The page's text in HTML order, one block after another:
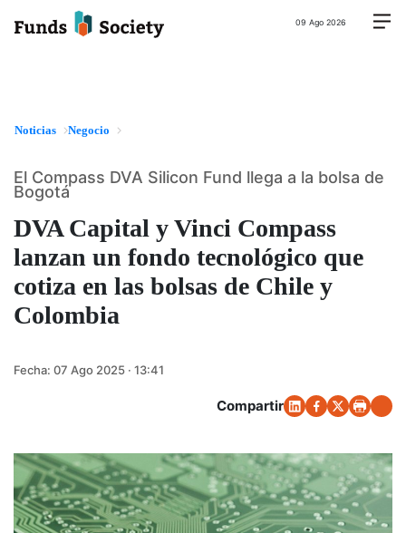
09 Ago 2026
Noticias Negocio
DVA Capital y Vinci Compass
lanzan un fondo tecnológico que
cotiza en las bolsas de Chile y
Colombia
El Compass DVA Silicon Fund llega a la bolsa de
Bogotá
Fecha: 07 Ago 2025 · 13:41
Compartir